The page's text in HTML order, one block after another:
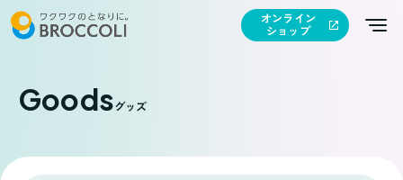
オンライン
ショップ
Goodsグッズ